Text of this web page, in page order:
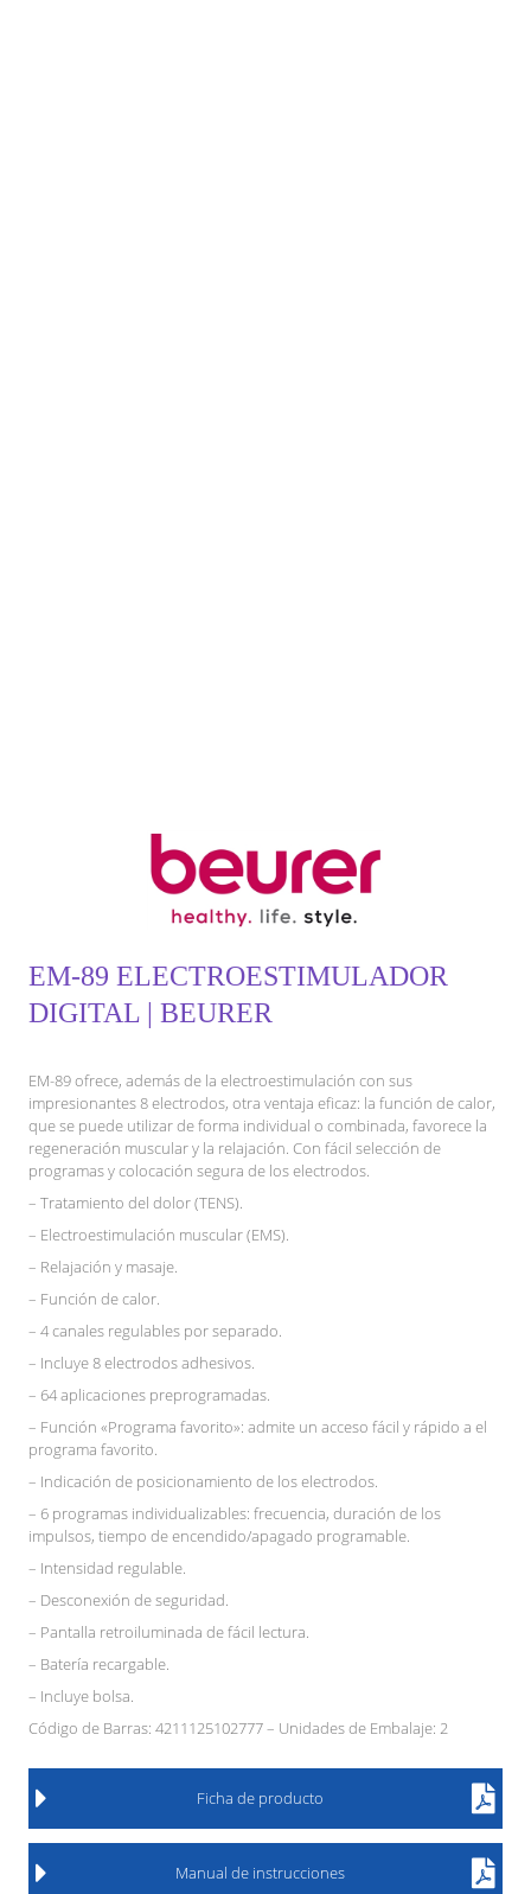
EM-89 ELECTROESTIMULADOR
DIGITAL | BEURER
EM-89 ofrece, además de la electroestimulación con sus
impresionantes 8 electrodos, otra ventaja eficaz: la función de calor,
que se puede utilizar de forma individual o combinada, favorece la
regeneración muscular y la relajación. Con fácil selección de
programas y colocación segura de los electrodos.
– Tratamiento del dolor (TENS).
– Electroestimulación muscular (EMS).
– Relajación y masaje.
– Función de calor.
– 4 canales regulables por separado.
– Incluye 8 electrodos adhesivos.
– 64 aplicaciones preprogramadas.
– Función «Programa favorito»: admite un acceso fácil y rápido a el
programa favorito.
– Indicación de posicionamiento de los electrodos.
– 6 programas individualizables: frecuencia, duración de los
impulsos, tiempo de encendido/apagado programable.
– Intensidad regulable.
– Desconexión de seguridad.
– Pantalla retroiluminada de fácil lectura.
– Batería recargable.
– Incluye bolsa.
Código de Barras: 4211125102777 – Unidades de Embalaje: 2
Ficha de producto
Manual de instrucciones